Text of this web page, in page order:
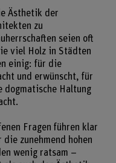
Ästhetik der
zu
seien oft
viel Holz in Städten
einig: für die
und erwünscht, für
dogmatische Haltung
Fragen führen klar
die zunehmend hohen
wenig ratsam –